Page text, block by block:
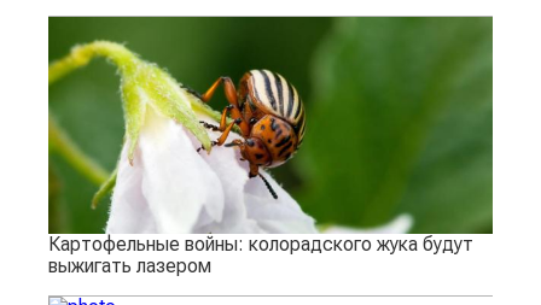
Картофельные войны: колорадского жука будут
выжигать лазером